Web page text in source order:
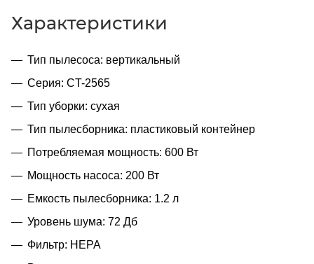
Характеристики
Тип пылесоса: вертикальный
Серия: CT-2565
Тип уборки: сухая
Тип пылесборника: пластиковый контейнер
Потребляемая мощность: 600 Вт
Мощность насоса: 200 Вт
Емкость пылесборника: 1.2 л
Уровень шума: 72 Дб
Фильтр: НЕРА